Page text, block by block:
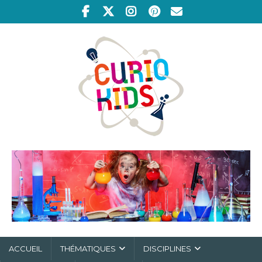
ACCUEIL THÉMATIQUES DISCIPLINES